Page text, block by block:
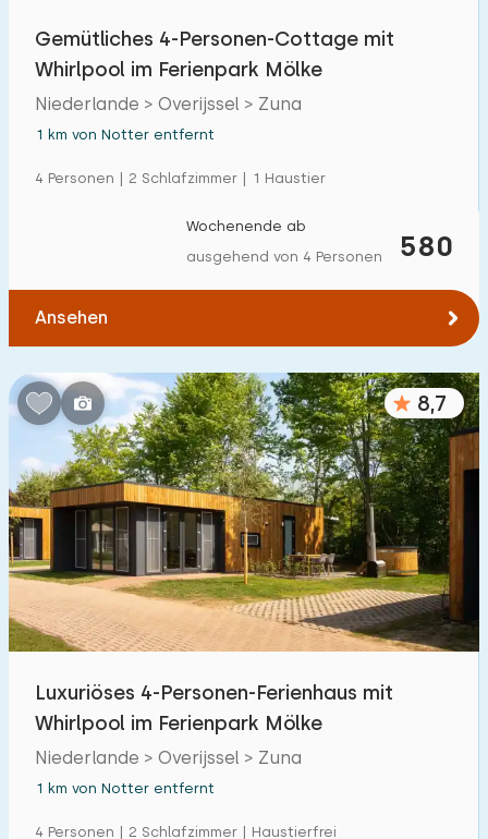
Eingeschränkte Mobilität
Rollstuhlgerecht
Hilfsmittel
Gemütliches 4-Personen-Cottage mit
Whirlpool im Ferienpark Mölke
Niederlande > Overijssel > Zuna
1 km von Notter entfernt
4 Personen | 2 Schlafzimmer | 1 Haustier
580
Wochenende ab
ausgehend von 4 Personen
Ansehen
8,7
Luxuriöses 4-Personen-Ferienhaus mit
Whirlpool im Ferienpark Mölke
Niederlande > Overijssel > Zuna
1 km von Notter entfernt
4 Personen | 2 Schlafzimmer | Haustierfrei